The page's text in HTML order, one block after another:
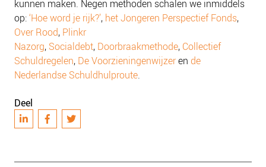
kunnen maken. Negen methoden schalen we inmiddels
op:‘Hoe word je rijk?’, het Jongeren Perspectief Fonds,
Over Rood, Plinkr
Nazorg, Socialdebt, Doorbraakmethode, Collectief
Schuldregelen, De Voorzieningenwijzeren de
Nederlandse Schuldhulproute.
Deel